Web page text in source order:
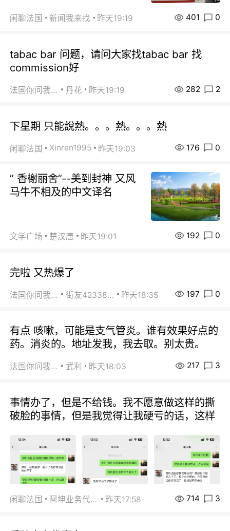
闲聊法国 新闻我来找 昨天19:19 401 0
tabac bar 问题，请问大家找tabac bar 找
commission好
法国你问我答 丹花 昨天19:19 282 2
下星期 只能說熱。。。熱。。。熱
闲聊法国 Xinren1995 昨天19:03 176 0
” 香榭丽舍”--美到封神 又风
马牛不相及的中文译名
文学广场 楚汉唐 昨天19:01 192 0
完啦 又热爆了
法国你问我答 街友42338202 昨天18:35 197 0
有点 咳嗽，可能是支气管炎。谁有效果好点的
药。消炎的。地址发我，我去取。别太贵。
法国你问我答 武利 昨天18:03 217 3
事情办了，但是不给钱。我不愿意做这样的撕
破脸的事情，但是我觉得让我硬亏的话，这样
闲聊法国 阿坤业务代办 昨天17:58 714 3